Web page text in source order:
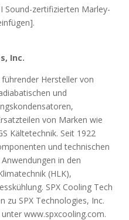
Sound-zertifizierten Marley-
Inc.
Hersteller von
und
von Marken wie
Kältetechnik. Seit 1922
und technischen
in den
(HLK),
SPX Cooling Tech
zu SPX Technologies, Inc.
www.spxcooling.com.